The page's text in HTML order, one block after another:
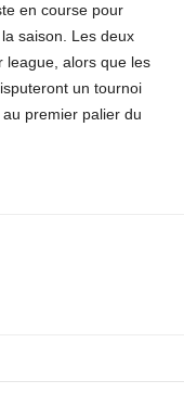
en course pour
saison. Les deux
league, alors que les
un tournoi
premier palier du